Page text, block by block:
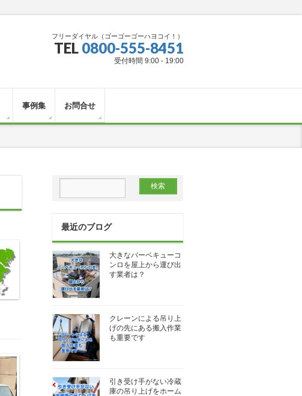
フリーダイヤル（ゴーゴーゴーハヨコイ！）
TEL 0800-555-8451
受付時間 9:00 - 19:00
事例集 お問合せ
最近のブログ
大きなバーベキューコ
ンロを屋上から運び出
す業者は？
クレーンによる吊り上
げの先にある搬入作業
も重要です
引き受け手がない冷蔵
庫の吊り上げをホーム